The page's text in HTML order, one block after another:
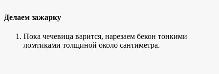
Делаем зажарку
Пока чечевица варится, нарезаем бекон тонкими
ломтиками толщиной около сантиметра.